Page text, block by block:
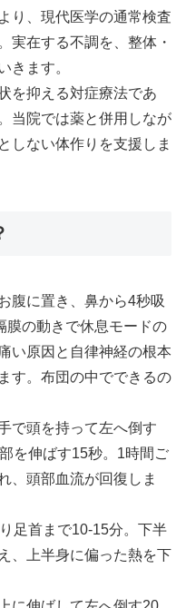
り、現代医学の通常検査
実在する不調を、整体・
きます。
を抑える対症療法であ
当院では薬と併用しなが
しない体作りを支援しま
腹に置き、鼻から4秒吸
膜の動きで休息モードの
い原因と自律神経の根本
す。布団の中でできるの
で頭を持って左へ倒す
を伸ばす15秒。1時間ご
、頭部血流が回復しま
足首まで10-15分。下半
、上半身に偏った熱を下